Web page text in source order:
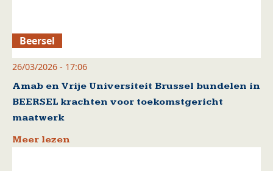
Beersel
26/03/2026 - 17:06
Amab en Vrije Universiteit Brussel bundelen in
BEERSEL krachten voor toekomstgericht
maatwerk
Meer lezen